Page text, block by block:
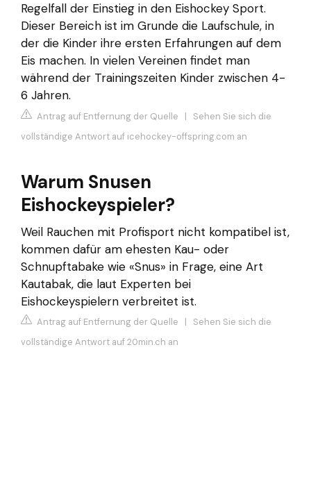
Regelfall der Einstieg in den Eishockey Sport.
Dieser Bereich ist im Grunde die Laufschule, in
der die Kinder ihre ersten Erfahrungen auf dem
Eis machen. In vielen Vereinen findet man
während der Trainingszeiten Kinder zwischen 4-
6 Jahren.
Antrag auf Entfernung der Quelle | Sehen Sie sich die
vollständige Antwort auf icehockey-offspring.com an
Warum Snusen
Eishockeyspieler?
Weil Rauchen mit Profisport nicht kompatibel ist,
kommen dafür am ehesten Kau- oder
Schnupftabake wie «Snus» in Frage, eine Art
Kautabak, die laut Experten bei
Eishockeyspielern verbreitet ist.
Antrag auf Entfernung der Quelle | Sehen Sie sich die
vollständige Antwort auf 20min.ch an